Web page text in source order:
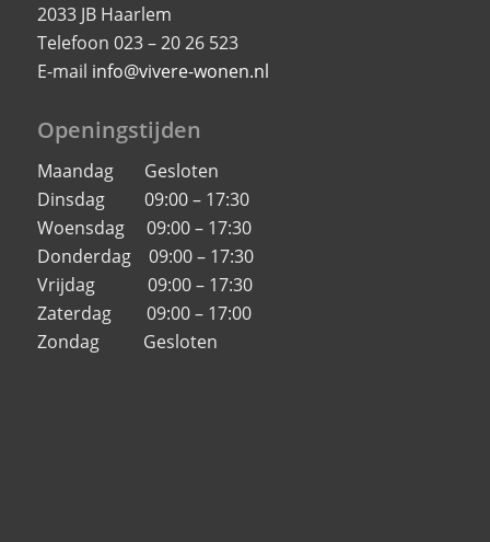
2033 JB Haarlem
Telefoon 023 – 20 26 523
E-mail info@vivere-wonen.nl
Openingstijden
Maandag Gesloten
Dinsdag 09:00 – 17:30
Woensdag 09:00 – 17:30
Donderdag 09:00 – 17:30
Vrijdag 09:00 – 17:30
Zaterdag 09:00 – 17:00
Zondag Gesloten